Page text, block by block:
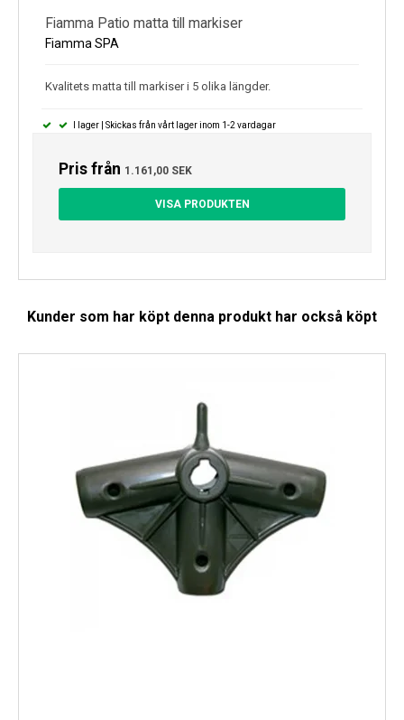
Fiamma Patio matta till markiser
Fiamma SPA
Kvalitets matta till markiser i 5 olika längder.
I lager | Skickas från vårt lager inom 1-2 vardagar
Pris från 1.161,00 SEK
VISA PRODUKTEN
Kunder som har köpt denna produkt har också köpt